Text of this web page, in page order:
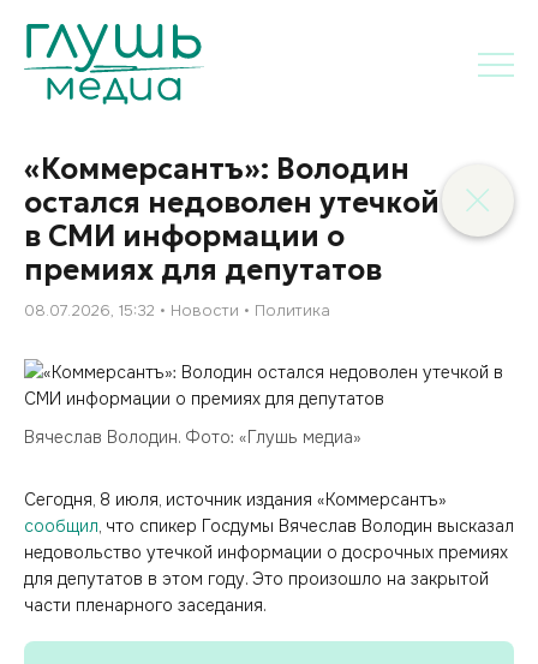
«Коммерсантъ»: Володин
остался недоволен утечкой
в СМИ информации о
премиях для депутатов
08.07.2026, 15:32 Новости Политика
Вячеслав Володин. Фото: «Глушь медиа»
Сегодня, 8 июля, источник издания «Коммерсантъ»
сообщил, что спикер Госдумы Вячеслав Володин высказал
недовольство утечкой информации о досрочных премиях
для депутатов в этом году. Это произошло на закрытой
части пленарного заседания.